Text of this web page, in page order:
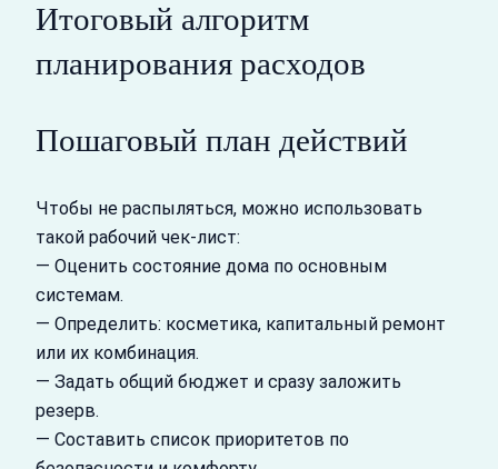
Итоговый алгоритм
планирования расходов
Пошаговый план действий
Чтобы не распыляться, можно использовать
такой рабочий чек‑лист:
— Оценить состояние дома по основным
системам.
— Определить: косметика, капитальный ремонт
или их комбинация.
— Задать общий бюджет и сразу заложить
резерв.
— Составить список приоритетов по